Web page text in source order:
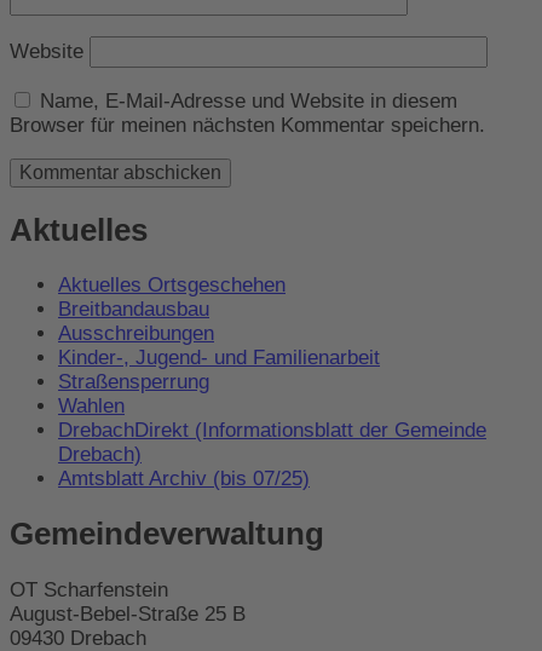
Website
Name, E-Mail-Adresse und Website in diesem
Browser für meinen nächsten Kommentar speichern.
Aktuelles
Aktuelles Ortsgeschehen
Breitbandausbau
Ausschreibungen
Kinder-, Jugend- und Familienarbeit
Straßensperrung
Wahlen
DrebachDirekt (Informationsblatt der Gemeinde
Drebach)
Amtsblatt Archiv (bis 07/25)
Gemeindeverwaltung
OT Scharfenstein
August-Bebel-Straße 25 B
09430 Drebach